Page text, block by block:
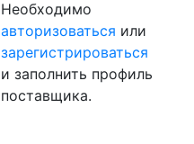
Необходимо
авторизоваться или
зарегистрироваться
и заполнить профиль
поставщика.